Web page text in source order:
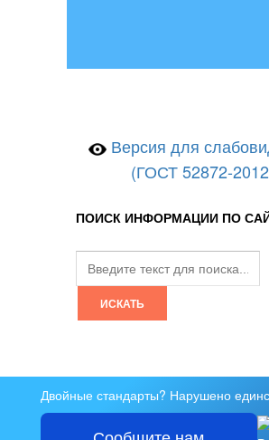
Версия для
(ГОСТ 52872-
ПОИСК ИНФОРМАЦИИ ПО
Двойные стандарты? Нарушено